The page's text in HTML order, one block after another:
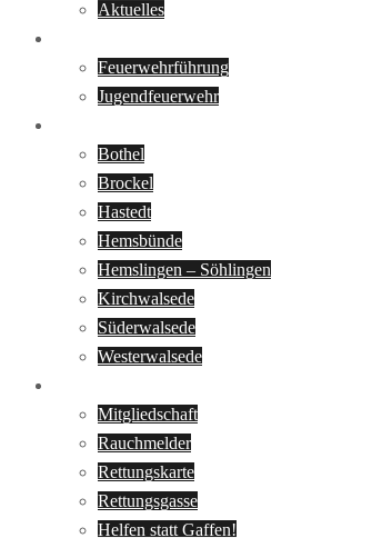
Aktuelles
Feuerwehrführung
Jugendfeuerwehr
Bothel
Brockel
Hastedt
Hemsbünde
Hemslingen – Söhlingen
Kirchwalsede
Süderwalsede
Westerwalsede
Mitgliedschaft
Rauchmelder
Rettungskarte
Rettungsgasse
Helfen statt Gaffen!